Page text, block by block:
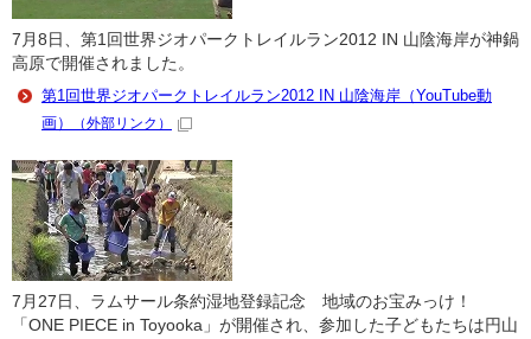
7月8日、第1回世界ジオパークトレイルラン2012 IN 山陰海岸が神鍋
高原で開催されました。
第1回世界ジオパークトレイルラン2012 IN 山陰海岸（YouTube動
画）
（外部リンク）
7月27日、ラムサール条約湿地登録記念 地域のお宝みっけ！
「ONE PIECE in Toyooka」が開催され、参加した子どもたちは円山